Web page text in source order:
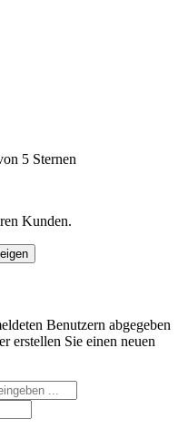
5 Sternen
Kunden.
Benutzern abgegeben
erstellen Sie einen neuen